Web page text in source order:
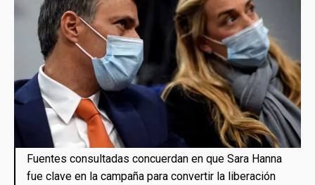
Fuentes consultadas concuerdan en que Sara Hanna
fue clave en la campaña para convertir la liberación